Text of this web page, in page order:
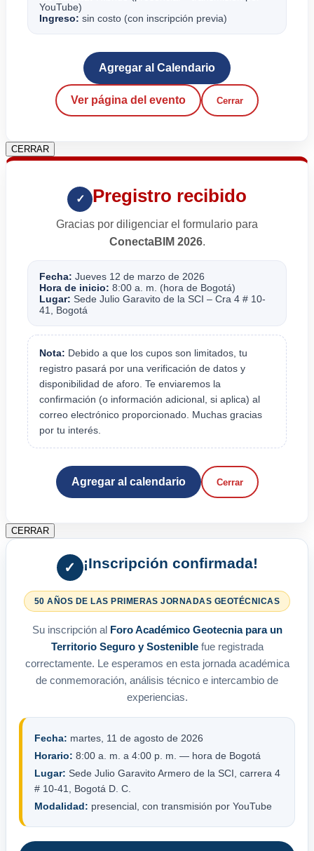
YouTube)
Ingreso: sin costo (con inscripción previa)
Agregar al Calendario
Ver página del evento Cerrar
CERRAR
✓ Pregistro recibido
Gracias por diligenciar el formulario para
ConectaBIM 2026.
Fecha: Jueves 12 de marzo de 2026
Hora de inicio: 8:00 a. m. (hora de Bogotá)
Lugar: Sede Julio Garavito de la SCI – Cra 4 # 10-
41, Bogotá
Nota: Debido a que los cupos son limitados, tu
registro pasará por una verificación de datos y
disponibilidad de aforo. Te enviaremos la
confirmación (o información adicional, si aplica) al
correo electrónico proporcionado. Muchas gracias
por tu interés.
Agregar al calendario Cerrar
CERRAR
✓ ¡Inscripción confirmada!
50 AÑOS DE LAS PRIMERAS JORNADAS GEOTÉCNICAS
Su inscripción al Foro Académico Geotecnia para un
Territorio Seguro y Sosteniblefue registrada
correctamente. Le esperamos en esta jornada académica
de conmemoración, análisis técnico e intercambio de
experiencias.
Fecha: martes, 11 de agosto de 2026
Horario: 8:00 a. m. a 4:00 p. m. — hora de Bogotá
Lugar: Sede Julio Garavito Armero de la SCI, carrera 4
# 10-41, Bogotá D. C.
Modalidad: presencial, con transmisión por YouTube